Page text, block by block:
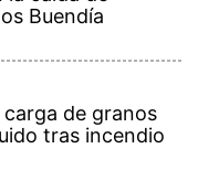
Buendía
de granos
tras incendio